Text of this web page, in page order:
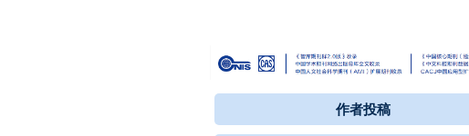
作者投稿